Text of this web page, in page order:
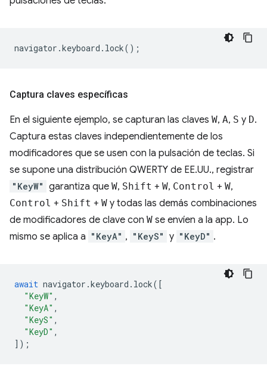
navigator .keyboard . lock();
Captura claves específicas
En el siguiente ejemplo, se capturan las claves W, A, S y D.
Captura estas claves independientemente de los
modificadores que se usen con la pulsación de teclas. Si
se supone una distribución QWERTY de EE.UU., registrar
"KeyW" garantiza que W, Shift + W, Control + W,
Control + Shift + W y todas las demás combinaciones
de modificadores de clave con W se envíen a la app. Lo
mismo se aplica a "KeyA" , "KeyS" y "KeyD" .
await navigator .keyboard . lock([
"KeyW" ,
"KeyA" ,
"KeyS" ,
"KeyD" ,
]);